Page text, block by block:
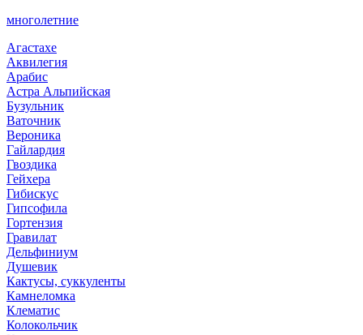
многолетние
Агастахе
Аквилегия
Арабис
Астра Альпийская
Бузульник
Ваточник
Вероника
Гайлардия
Гвоздика
Гейхера
Гибискус
Гипсофила
Гортензия
Гравилат
Дельфиниум
Душевик
Кактусы, суккуленты
Камнеломка
Клематис
Колокольчик